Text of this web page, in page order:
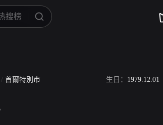
/ 首爾特別市 生日： 1979.12.01